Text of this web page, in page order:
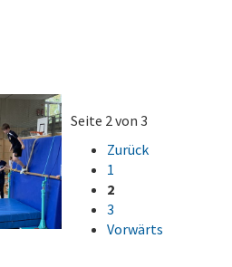
Seite 2 von 3
Zurück
1
2
3
Vorwärts